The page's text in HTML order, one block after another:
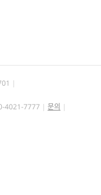
4021-7777
문의